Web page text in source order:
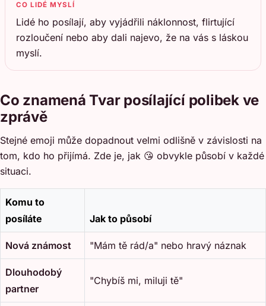
CO LIDÉ MYSLÍ
Lidé ho posílají, aby vyjádřili náklonnost, flirtující
rozloučení nebo aby dali najevo, že na vás s láskou
myslí.
Co znamená Tvar posílající polibek ve
zprávě
Stejné emoji může dopadnout velmi odlišně v závislosti na
tom, kdo ho přijímá. Zde je, jak 😘 obvykle působí v každé
situaci.
Komu to
posíláte
Jak to působí
Nová známost "Mám tě rád/a" nebo hravý náznak
Dlouhodobý
partner
"Chybíš mi, miluji tě"